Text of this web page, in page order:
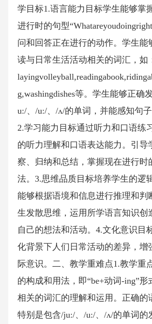
学目标1.语言能力目标学生能够掌
进行时的句型
问和回答正在进行的动作。学生能
读与日常生活活动相关的词汇，如
g,washingdishes等。学生能够正确
u:/、/u:/、/ʌ/的单词，并能感知句子
2.学习能力目标通过听力和口语练
的听力理解和口语表达能力。引导
察、归纳和总结，掌握现在进行时
法。3.思维品质目标培养学生的逻
能够根据语境和信息进行推理和判
生发散思维，运用所学语言知识创
自己的想法和活动。4.文化意识目
化背景下人们日常活动的差异，增
际意识。二、教学重难点1.教学重
的构成和用法，即“be+动词-ing”形
相关的词汇的理解和运用。正确的
特别是包含/ju:/、/u:/、/ʌ/的单词的